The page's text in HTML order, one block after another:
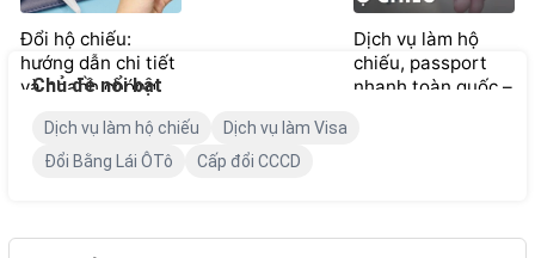
Dịch vụ làm hộ
chiếu, passport
nhanh toàn quốc –
Đổi hộ chiếu:
hướng dẫn chi tiết
và nhanh chóng
Chủ đề nổi bật
Dịch vụ làm hộ chiếu
Dịch vụ làm Visa
Đổi Bằng Lái ÔTô
Cấp đổi CCCD